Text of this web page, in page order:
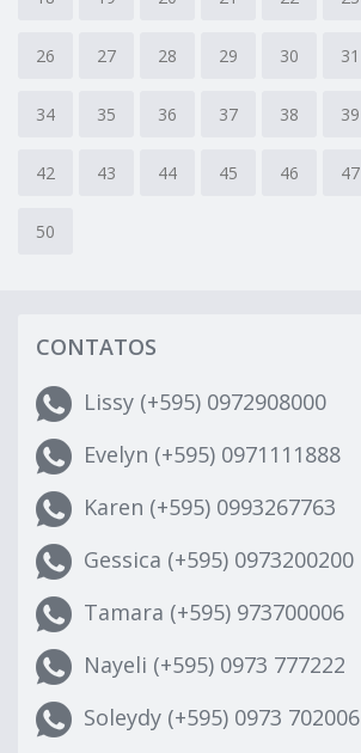
26 27 28 29 30 31
34 35 36 37 38 39
42 43 44 45 46 47
50
CONTATOS
Lissy (+595) 0972908000
Evelyn (+595) 0971111888
Karen (+595) 0993267763
Gessica (+595) 0973200200
Tamara (+595) 973700006
Nayeli (+595) 0973 777222
Soleydy (+595) 0973 702006